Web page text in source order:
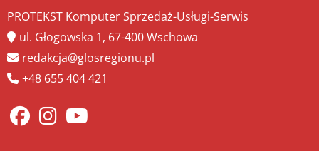
PROTEKST Komputer Sprzedaż-Usługi-Serwis
ul. Głogowska 1, 67-400 Wschowa
redakcja@glosregionu.pl
+48 655 404 421